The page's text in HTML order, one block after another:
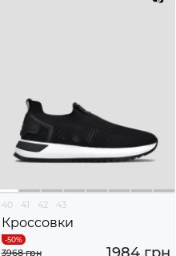
40 41 42 43
Кроссовки
3968 грн